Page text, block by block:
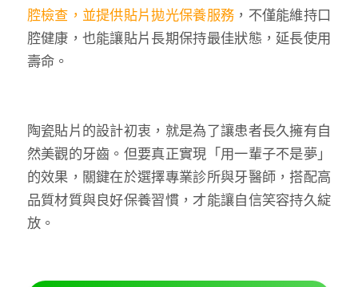
腔檢查，並提供貼片拋光保養服務 ，不僅能維持口
腔健康，也能讓貼片長期保持最佳狀態，延長使用
壽命。
陶瓷貼片的設計初衷，就是為了讓患者長久擁有自
然美觀的牙齒。但要真正實現「用一輩子不是夢」
的效果，關鍵在於選擇專業診所與牙醫師，搭配高
品質材質與良好保養習慣，才能讓自信笑容持久綻
放。